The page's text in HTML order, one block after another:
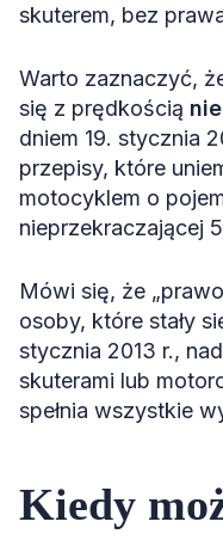
skuterem, bez
Warto zaznaczyć,
się z prędkością
dniem 19. stycznia
przepisy, które
motocyklem o
nieprzekraczającej
Mówi się, że
osoby, które stały
stycznia 2013 r.,
skuterami lub
spełnia wszystkie
Kiedy